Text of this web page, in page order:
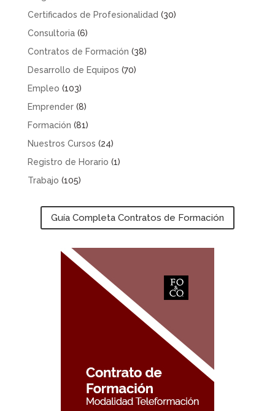
Certificados de Profesionalidad (30)
Consultoria(6)
Contratos de Formación (38)
Desarrollo de Equipos (70)
Empleo (103)
Emprender(8)
Formación (81)
Nuestros Cursos (24)
Registro de Horario (1)
Trabajo (105)
Guía Completa Contratos de Formación